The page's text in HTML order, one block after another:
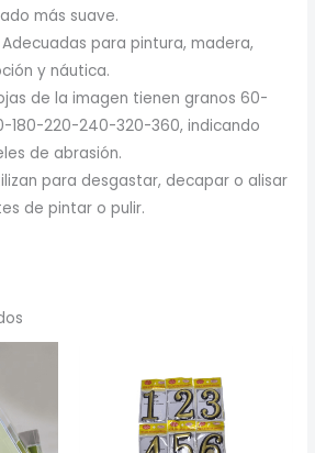
más suave.
Adecuadas para pintura, madera,
y náutica.
de la imagen tienen granos 60-
180-220-240-320-360, indicando
de abrasión.
para desgastar, decapar o alisar
de pintar o pulir.